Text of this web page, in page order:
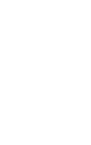
are used to help us